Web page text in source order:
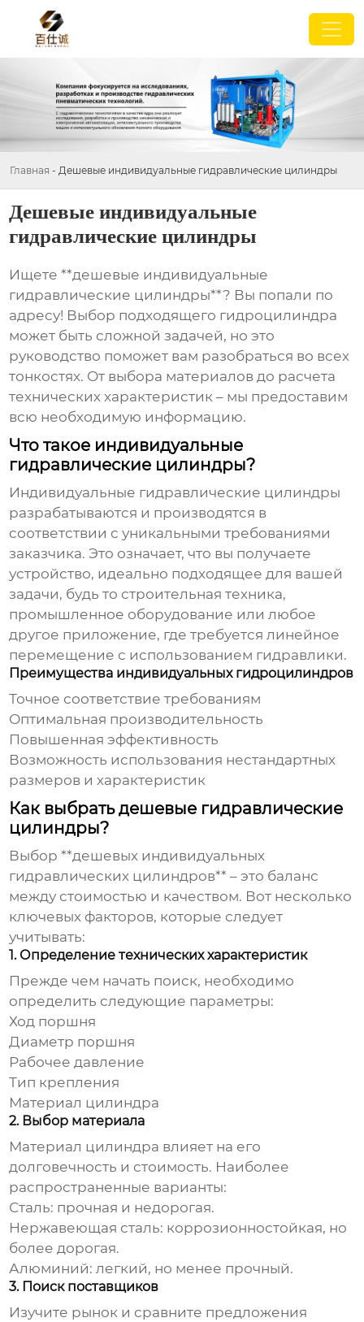
Главная - Дешевые индивидуальные гидравлические цилиндры
Дешевые индивидуальные
гидравлические цилиндры
Ищете **дешевые индивидуальные
гидравлические цилиндры**? Вы попали по
адресу! Выбор подходящего гидроцилиндра
может быть сложной задачей, но это
руководство поможет вам разобраться во всех
тонкостях. От выбора материалов до расчета
технических характеристик – мы предоставим
всю необходимую информацию.
Что такое индивидуальные
гидравлические цилиндры?
Индивидуальные гидравлические цилиндры
разрабатываются и производятся в
соответствии с уникальными требованиями
заказчика. Это означает, что вы получаете
устройство, идеально подходящее для вашей
задачи, будь то строительная техника,
промышленное оборудование или любое
другое приложение, где требуется линейное
перемещение с использованием гидравлики.
Преимущества индивидуальных гидроцилиндров
Точное соответствие требованиям
Оптимальная производительность
Повышенная эффективность
Возможность использования нестандартных
размеров и характеристик
Как выбрать дешевые гидравлические
цилиндры?
Выбор **дешевых индивидуальных
гидравлических цилиндров** – это баланс
между стоимостью и качеством. Вот несколько
ключевых факторов, которые следует
учитывать:
1. Определение технических характеристик
Прежде чем начать поиск, необходимо
определить следующие параметры:
Ход поршня
Диаметр поршня
Рабочее давление
Тип крепления
Материал цилиндра
2. Выбор материала
Материал цилиндра влияет на его
долговечность и стоимость. Наиболее
распространенные варианты:
Сталь: прочная и недорогая.
Нержавеющая сталь: коррозионностойкая, но
более дорогая.
Алюминий: легкий, но менее прочный.
3. Поиск поставщиков
Изучите рынок и сравните предложения